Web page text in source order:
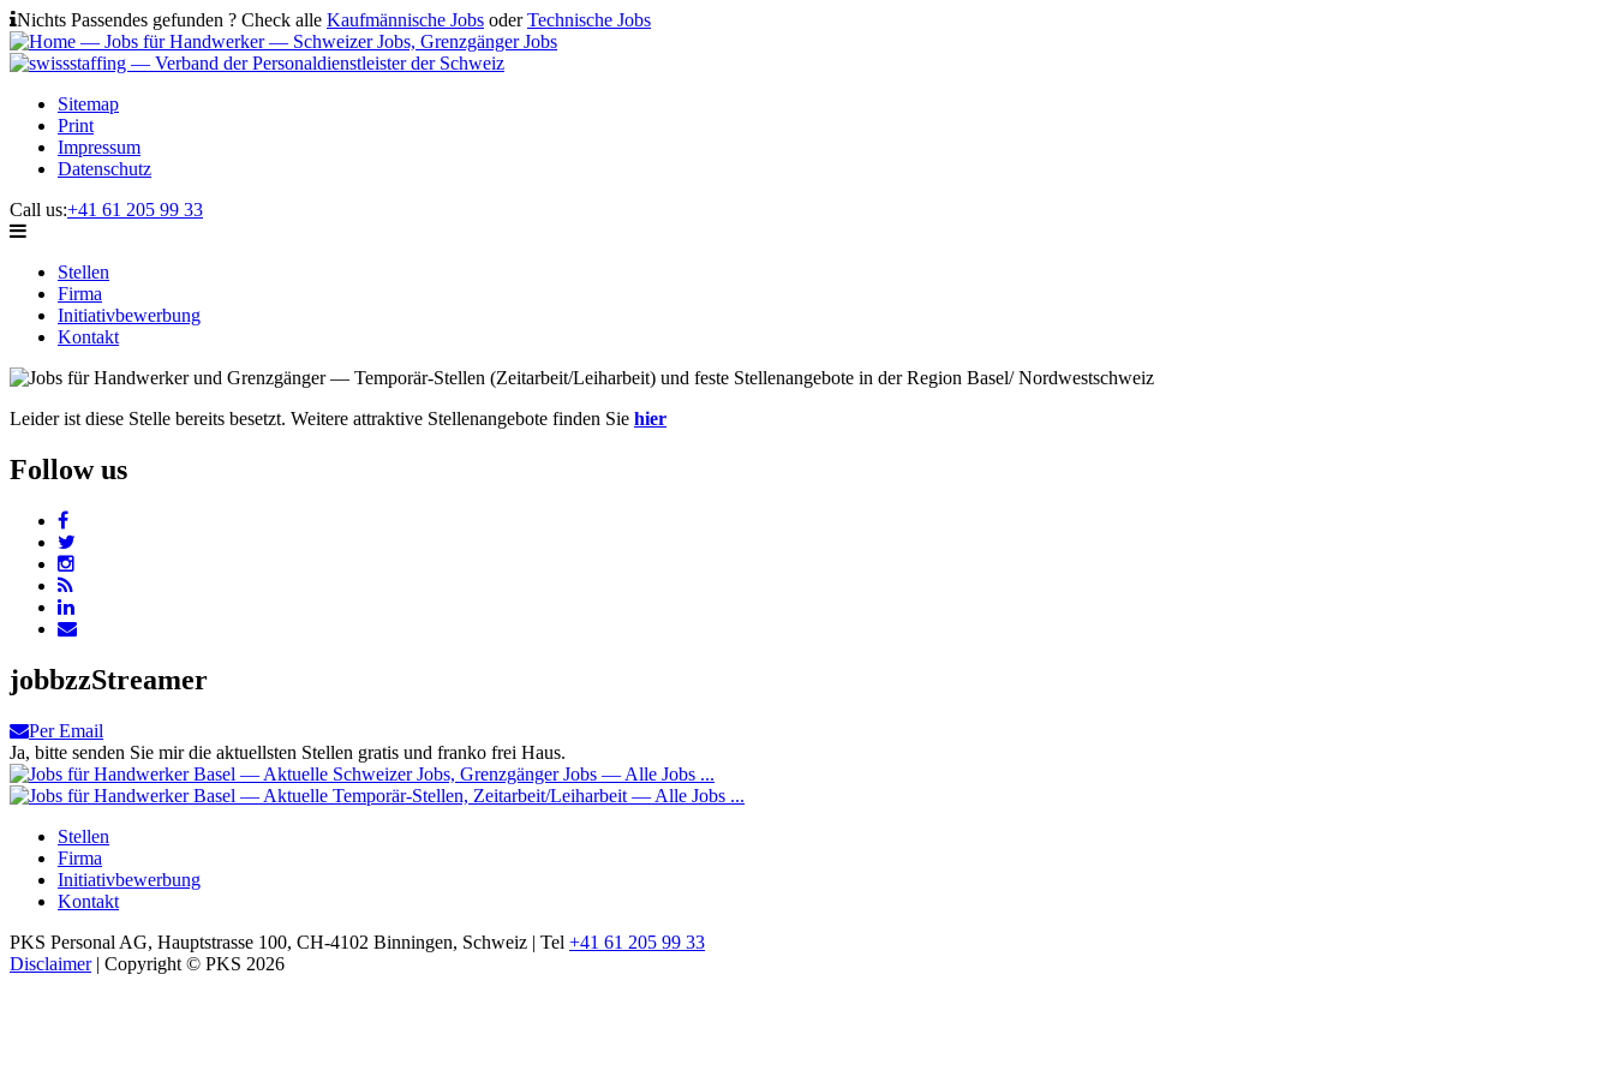
Nichts Passendes gefunden ? Check alle Kaufmännische Jobs oderTechnische Jobs
Sitemap
Print
Impressum
Datenschutz
Call us:+41 61 205 99 33
Stellen
Firma
Initiativbewerbung
Kontakt
Leider ist diese Stelle bereits besetzt. Weitere attraktive Stellenangebote finden Sie hier
Follow us
jobbzzStreamer
Per Email
Ja, bitte senden Sie mir die aktuellsten Stellen gratis und franko frei Haus.
Stellen
Firma
Initiativbewerbung
Kontakt
PKS Personal AG, Hauptstrasse 100, CH-4102 Binningen, Schweiz | Tel +41 61 205 99 33
Disclaimer| Copyright © PKS 2026